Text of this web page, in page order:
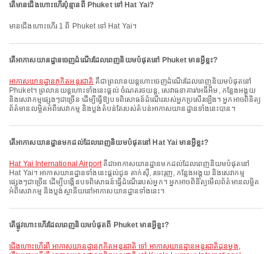
តើមានជើងហោះហើរប៉ុន្មានពី Phuket ទៅ Hat Yai?
មានជើងហោះហើរ 1 ពី Phuket ទៅ Hat Yai។
តើអាកាសយានដ្ឋានចេញដំណើរដែលពេញនិយមបំផុតនៅ Phuket មានអ្វីខ្លះ?
អាកាសយានដ្ឋានភូកិតអន្តរជាតិ គឺជាព្រលានយន្តហោះចេញដំណើរដែលពេញនិយមបំផុតនៅ
Phuket។ ព្រលានយន្តហោះទាំងនេះផ្តល់ ចំណតរថយន្ត, សេវាធនាគារ/អេធីអឹម, កន្លែងអង្គុយ
និងសេវាកម្មផ្សេងៗជាច្រើន ដើម្បីធ្វើឱ្យបទពិសោធន៍ដំណើររបស់អ្នកប្រសើរឡើង។ អ្នកអាចពិនិត្យ
ព័ត៌មានលម្អិតអំពីសេវាកម្ម និងប្លង់តំបន់តែរបស់តំបន់អាកាសយានដ្ឋានទាំងនេះបាន។
តើអាកាសយានដ្ឋានមកដល់ដែលពេញនិយមបំផុតនៅ Hat Yai មានអ្វីខ្លះ?
Hat Yai International Airportគឺជាអាកាសយានដ្ឋានមកដល់ដែលពេញនិយមបំផុតនៅ
Hat Yai។ អាកាសយានដ្ឋានទាំងនេះផ្តល់ជូន តាក់ស៊ី, រទេះរុញ, កន្លែងអង្គុយ និងសេវាកម្ម
ផ្សេងៗជាច្រើន ដើម្បីបង្កើនបទពិសោធន៍ធ្វើដំណើររបស់អ្នក។ អ្នកអាចពិនិត្យមើលព័ត៌មានលម្អិត
អំពីសេវាកម្ម និងប្លង់ស្ថានីយនៅអាកាសយានដ្ឋានទាំងនេះ។
តើផ្លូវហោះហើរដែលពេញនិយមបំផុតពី Phuket មានអ្វីខ្លះ?
ជើងហោះហើរពី អាកាសយានដ្ឋានភូកិតអន្តរជាតិ ទៅ អាកាសយានដ្ឋានអន្តរជាតិដុនមួង,